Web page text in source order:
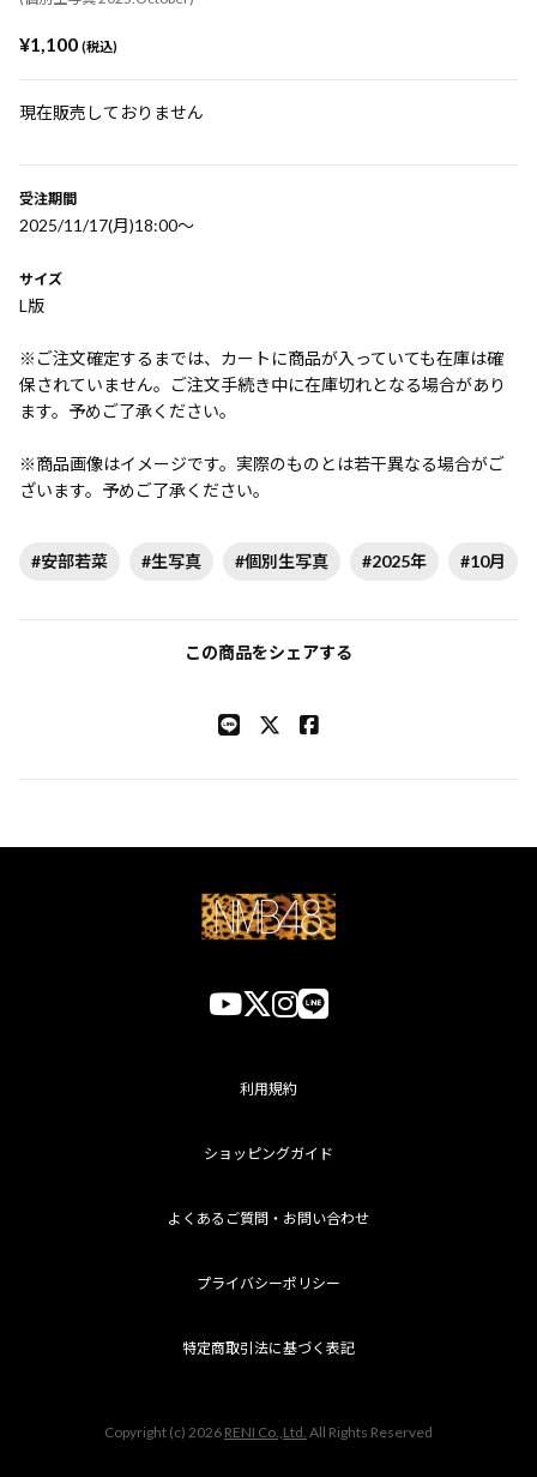
¥1,100 (税込)
現在販売しておりません
受注期間
2025/11/17(月)18:00〜
サイズ
L版
※ご注文確定するまでは、カートに商品が入っていても在庫は確
保されていません。ご注文手続き中に在庫切れとなる場合があり
ます。予めご了承ください。
※商品画像はイメージです。実際のものとは若干異なる場合がご
ざいます。予めご了承ください。
#安部若菜 #生写真 #個別生写真 #2025年 #10月
この商品をシェアする
利用規約
ショッピングガイド
よくあるご質問・お問い合わせ
プライバシーポリシー
特定商取引法に基づく表記
Copyright (c) 2026 RENI Co.,Ltd. All Rights Reserved